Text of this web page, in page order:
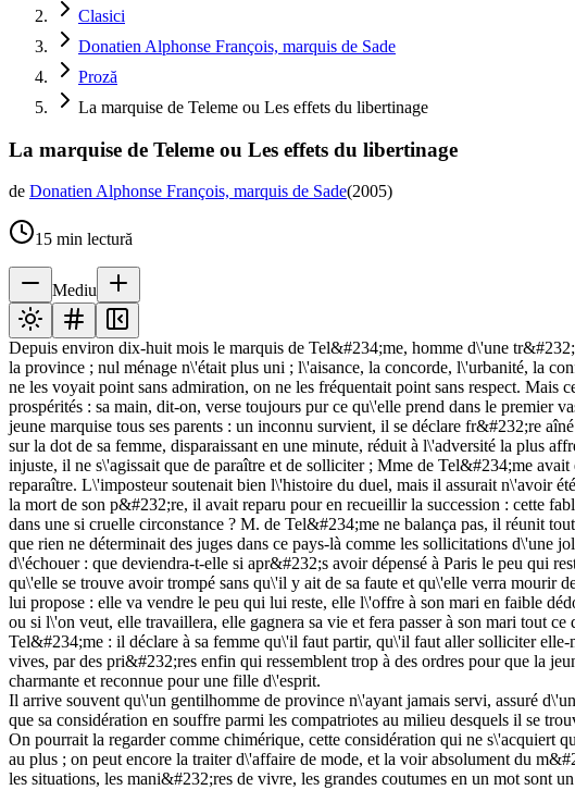
Clasici
Donatien Alphonse François, marquis de Sade
Proză
La marquise de Teleme ou Les effets du libertinage
La marquise de Teleme ou Les effets du libertinage
de Donatien Alphonse François, marquis de Sade(2005)
15 min lectură
Mediu
Depuis environ dix-huit mois le marquis de Tel&#234;me, homme d\'une
la province ; nul ménage n\'était plus uni ; l\'aisance, la concorde, l\'urbanité, la
ne les voyait point sans admiration, on ne les fréquentait point sans respect. Mais
prospérités : sa main, dit-on, verse toujours pur ce qu\'elle prend dans le premier
jeune marquise tous ses parents : un inconnu survient, il se déclare fr&#232;re
sur la dot de sa femme, disparaissant en une minute, réduit à l\'adversité la plus
injuste, il ne s\'agissait que de paraître et de solliciter ; Mme de Tel&#234;me
reparaître. L\'imposteur soutenait bien l\'histoire du duel, mais il assurait n\'avoir
la mort de son p&#232;re, il avait reparu pour en recueillir la succession : cette
dans une si cruelle circonstance ? M. de Tel&#234;me ne balança pas, il réunit
que rien ne déterminait des juges dans ce pays-là comme les sollicitations d\'une
d\'échouer : que deviendra-t-elle si apr&#232;s avoir dépensé à Paris le peu qui
qu\'elle se trouve avoir trompé sans qu\'il y ait de sa faute et qu\'elle verra mourir
lui propose : elle va vendre le peu qui lui reste, elle l\'offre à son mari en faible
ou si l\'on veut, elle travaillera, elle gagnera sa vie et fera passer à son mari tout
Tel&#234;me : il déclare à sa femme qu\'il faut partir, qu\'il faut aller solliciter
vives, par des pri&#232;res enfin qui ressemblent trop à des ordres pour que la
charmante et reconnue pour une fille d\'esprit.
Il arrive souvent qu\'un gentilhomme de province n\'ayant jamais servi, assuré
que sa considération en souffre parmi les compatriotes au milieu desquels il se
On pourrait la regarder comme chimérique, cette considération qui ne s\'acquiert
au plus ; on peut encore la traiter d\'affaire de mode, et la voir absolument du
les situations, les mani&#232;res de vivre, les grandes coutumes en un mot sont